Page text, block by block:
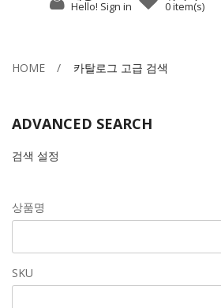
Hello! Sign in 0item(s)
HOME 카탈로그 고급 검색
ADVANCED SEARCH
검색 설정
상품명
SKU